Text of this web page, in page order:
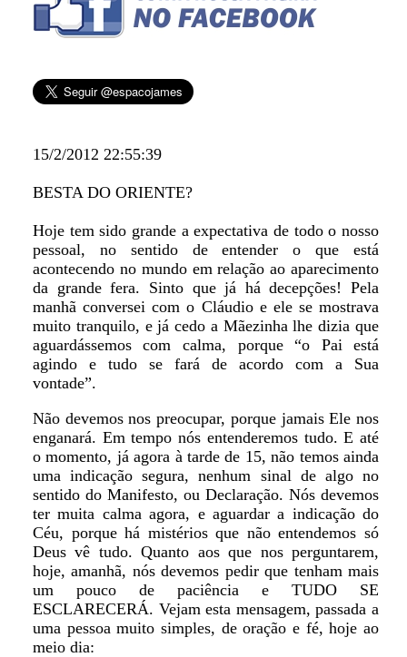
15/2/2012 22:55:39
BESTA DO ORIENTE?
Hoje tem sido grande a expectativa de todo o nosso
pessoal, no sentido de entender o que está
acontecendo no mundo em relação ao aparecimento
da grande fera. Sinto que já há decepções! Pela
manhã conversei com o Cláudio e ele se mostrava
muito tranquilo, e já cedo a Mãezinha lhe dizia que
aguardássemos com calma, porque “o Pai está
agindo e tudo se fará de acordo com a Sua
vontade”.
Não devemos nos preocupar, porque jamais Ele nos
enganará. Em tempo nós entenderemos tudo. E até
o momento, já agora à tarde de 15, não temos ainda
uma indicação segura, nenhum sinal de algo no
sentido do Manifesto, ou Declaração. Nós devemos
ter muita calma agora, e aguardar a indicação do
Céu, porque há mistérios que não entendemos só
Deus vê tudo. Quanto aos que nos perguntarem,
hoje, amanhã, nós devemos pedir que tenham mais
um pouco de paciência e TUDO SE
ESCLARECERÁ. Vejam esta mensagem, passada a
uma pessoa muito simples, de oração e fé, hoje ao
meio dia: